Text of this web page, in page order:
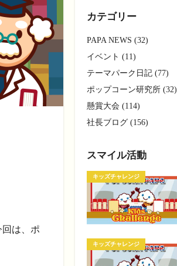
回は、ポ
カテゴリー
PAPA NEWS (32)
イベント (11)
テーマパーク日記 (77)
ポップコーン研究所 (32)
懸賞大会 (114)
社長ブログ (156)
スマイル活動
キッズチャレンジ
キッズチャレンジ